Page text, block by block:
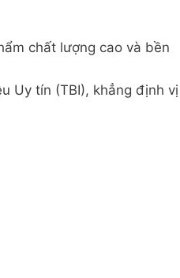
chất lượng cao và bền
Uy tín (TBI), khẳng định vị